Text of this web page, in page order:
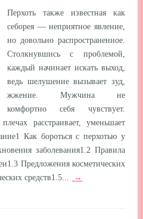
Перхоть также известная как
себорея — неприятное явление,
но довольно распространенное.
Столкнувшись с проблемой,
каждый начинает искать выход,
ведь шелушение вызывает зуд,
жжение. Мужчина не
комфортно себя чувствует.
расстраивает, уменьшает
Как бороться с перхотью у
заболевания1.2 Правила
Предложения косметических
средств1.5...
→